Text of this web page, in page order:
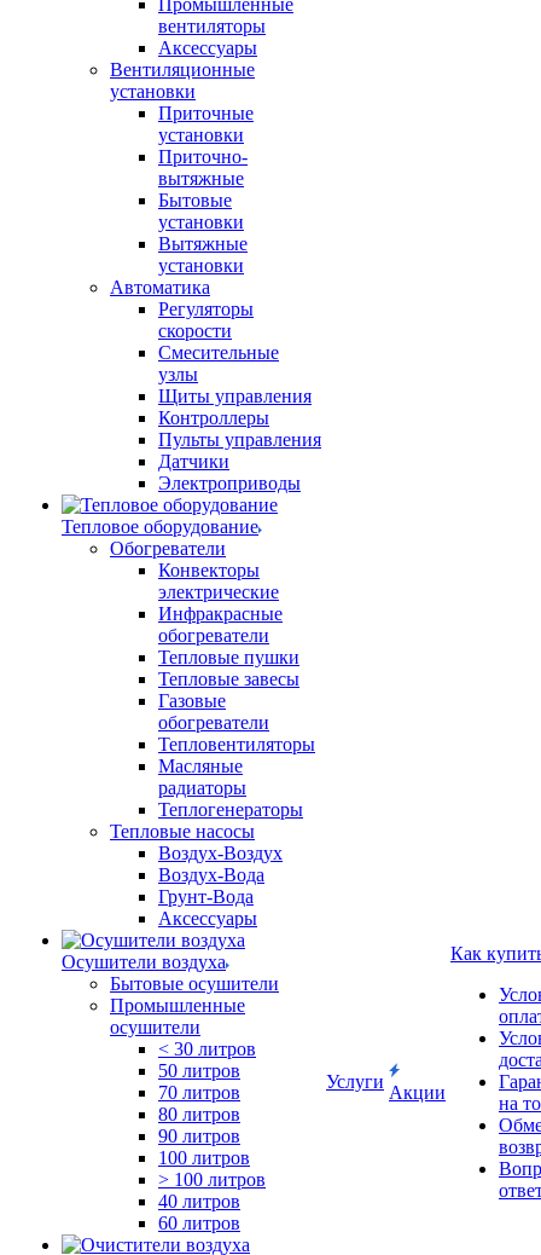
Промышленные
вентиляторы
Аксессуары
Вентиляционные
установки
Приточные
установки
Приточно-
вытяжные
Бытовые
установки
Вытяжные
установки
Автоматика
Регуляторы
скорости
Смесительные
узлы
Щиты управления
Контроллеры
Пульты управления
Датчики
Электроприводы
Тепловое оборудование
Обогреватели
Конвекторы
электрические
Инфракрасные
обогреватели
Тепловые пушки
Тепловые завесы
Газовые
обогреватели
Тепловентиляторы
Масляные
радиаторы
Теплогенераторы
Тепловые насосы
Воздух-Воздух
Воздух-Вода
Грунт-Вода
Аксессуары
Осушители воздуха
Бытовые осушители
Промышленные
осушители
< 30 литров
50 литров
70 литров
80 литров
90 литров
100 литров
> 100 литров
40 литров
60 литров
Услуги
Акции
Как
на